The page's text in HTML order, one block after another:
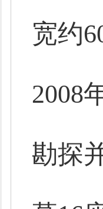
宽约
2008
勘探